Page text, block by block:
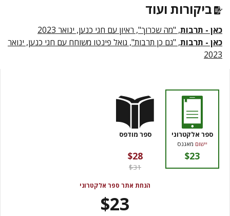
ביקורות ועוד
כאן - תרבות, "מה שכרוך", ראיון עם חגי כנען, ינואר 2023
כאן - תרבות, "גם כן תרבות", גואל פינטו משוחח עם חגי כנען, ינואר
2023
ספר אלקטרוני
יישום מאגנס
$23
ספר מודפס
$28
$31
הנחת אתר ספר אלקטרוני
$23